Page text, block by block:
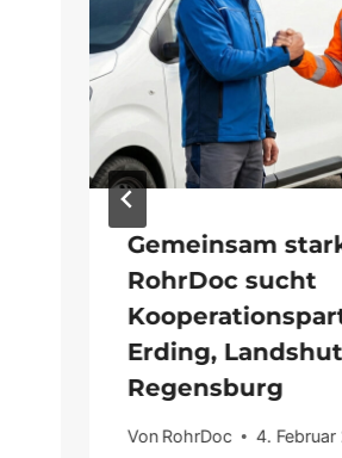
Gemeinsam
RohrDoc sucht
Erding,
Regensburg
VonRohrDoc 4.